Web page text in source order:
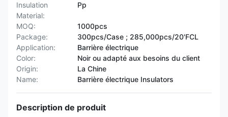
Insulation
Material:
Pp
MOQ:
1000pcs
Package:
300pcs/Case ; 285,000pcs/20'FCL
Application:
Barrière électrique
Color:
Noir ou adapté aux besoins du client
Origin:
La Chine
Name:
Barrière électrique Insulators
Description de produit